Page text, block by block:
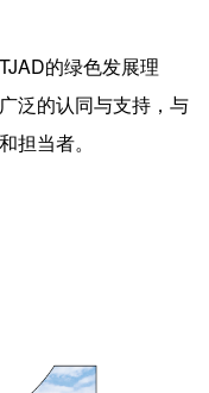
的绿色发展理
泛的认同与支持，与
担当者。